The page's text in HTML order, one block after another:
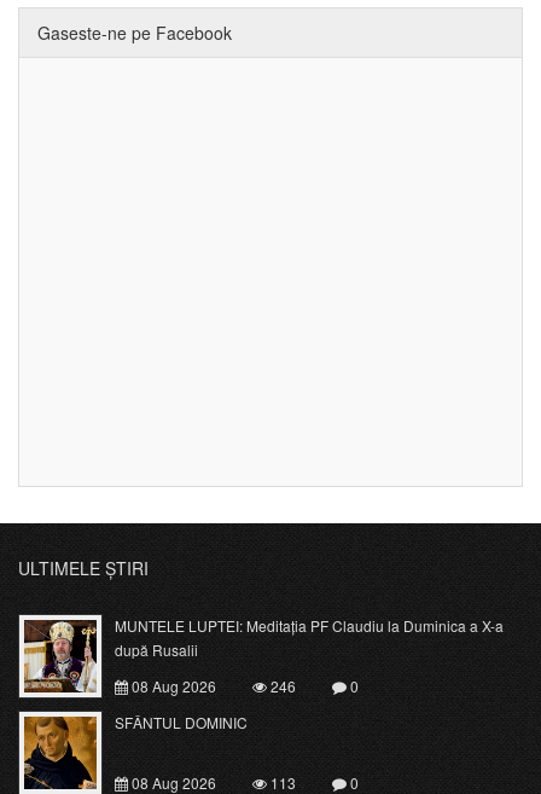
Gaseste-ne pe Facebook
ULTIMELE ȘTIRI
MUNTELE LUPTEI: Meditația PF Claudiu la Duminica a X-a
după Rusalii
08 Aug 2026
246
0
SFÂNTUL DOMINIC
08 Aug 2026 113
0